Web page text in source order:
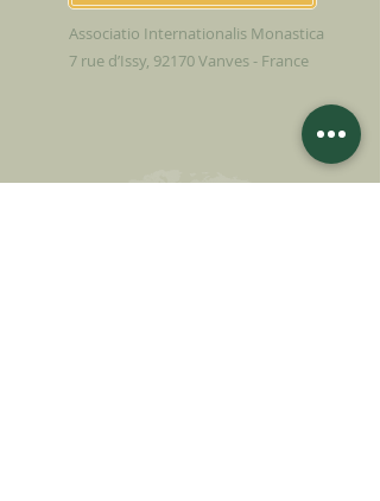
Associatio Internationalis Monastica
7 rue d’Issy, 92170 Vanves - France